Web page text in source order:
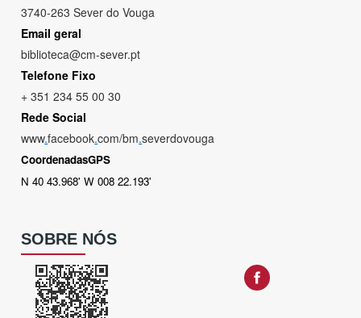
3740-263 Sever do Vouga
Email geral
biblioteca@cm-sever.pt
Telefone Fixo
+ 351 234 55 00 30
Rede Social
www.facebook.com/bm.severdovouga
CoordenadasGPS
N 40 43.968' W 008 22.193'
SOBRE NÓS